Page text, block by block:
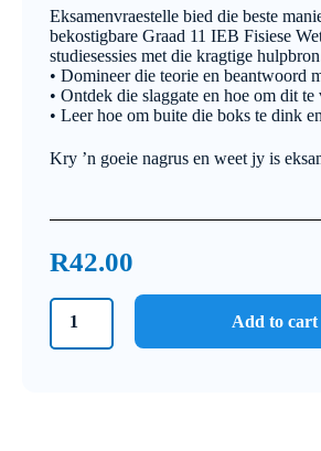
Eksamenvraestelle bied die beste
bekostigbare Graad 11 IEB Fisiese
studiesessies met die kragtige
• Domineer die teorie en beantwoord
• Ontdek die slaggate en hoe om dit te
• Leer hoe om buite die boks te dink
Kry ’n goeie nagrus en weet jy is
R42.00
Add to cart